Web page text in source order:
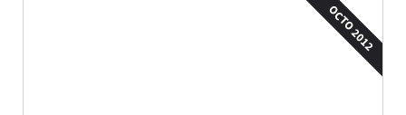
OCTO 2012